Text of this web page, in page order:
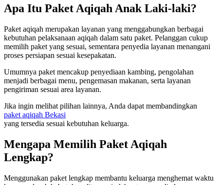
Apa Itu Paket Aqiqah Anak Laki-laki?
Paket aqiqah merupakan layanan yang menggabungkan berbagai
kebutuhan pelaksanaan aqiqah dalam satu paket. Pelanggan cukup
memilih paket yang sesuai, sementara penyedia layanan menangani
proses persiapan sesuai kesepakatan.
Umumnya paket mencakup penyediaan kambing, pengolahan
menjadi berbagai menu, pengemasan makanan, serta layanan
pengiriman sesuai area layanan.
Jika ingin melihat pilihan lainnya, Anda dapat membandingkan
paket aqiqah Bekasi
yang tersedia sesuai kebutuhan keluarga.
Mengapa Memilih Paket Aqiqah
Lengkap?
Menggunakan paket lengkap membantu keluarga menghemat waktu